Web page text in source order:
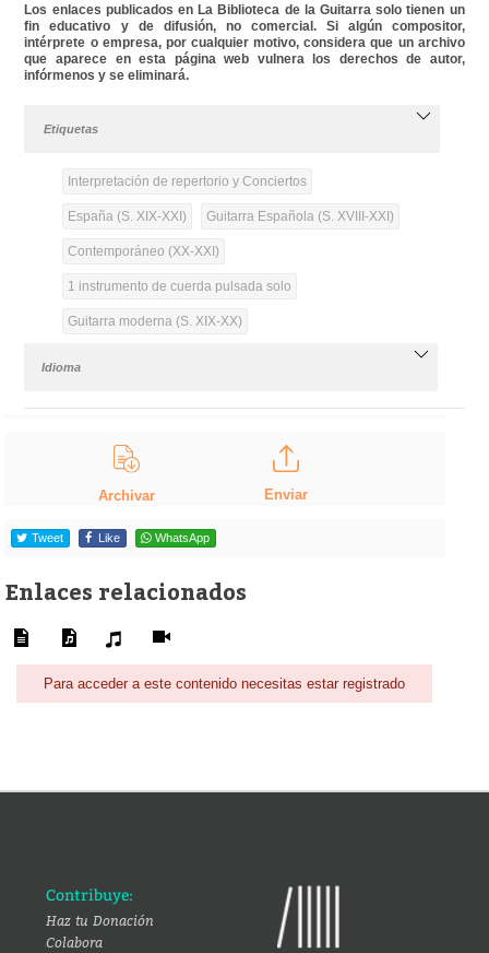
Los enlaces publicados en La Biblioteca de la Guitarra solo tienen un
fin educativo y de difusión, no comercial. Si algún compositor,
intérprete o empresa, por cualquier motivo, considera que un archivo
que aparece en esta página web vulnera los derechos de autor,
infórmenos y se eliminará.
Etiquetas
Interpretación de repertorio y Conciertos
España (S. XIX-XXI) Guitarra Española (S. XVIII-XXI)
Contemporáneo (XX-XXI)
1 instrumento de cuerda pulsada solo
Guitarra moderna (S. XIX-XX)
Idioma
Archivar Enviar
Tweet Like WhatsApp
Enlaces relacionados
Para acceder a este contenido necesitas estar registrado
Contribuye:
Haz tu Donación
Colabora